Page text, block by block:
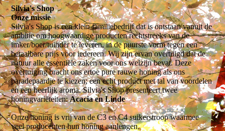
Silvia's Shop
Onze missie
Silvia's Shop is een klein familiebedrijf dat is ontstaan ​​vanuit de
ambitie om hoogwaardige producten rechtstreeks van de
imker/boer/tuinder te leveren, in de puurste vorm tegen een
betaalbare prijs voor iedereen. Wij zijn ervan overtuigd dat de
natuur alle essentiële zaken voor ons welzijn bevat. Deze
overtuiging bracht ons ertoe pure rauwe honing als ons
paradepaardje te kiezen; een echt product met tal van voordelen
en een heerlijk aroma. Silvia's Shop presenteert twee
honingvariëteiten:Acacia en Linde
Onze honing is vrij van de C3 en C4 suikerstroop waarmee
veel producenten hun honing aanlengen.